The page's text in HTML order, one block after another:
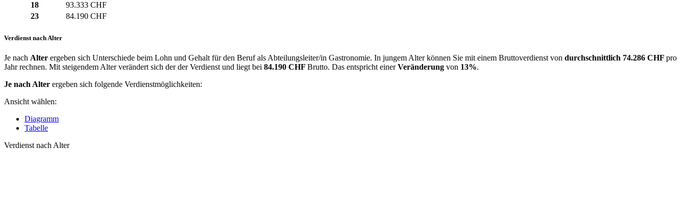
18
93.333 CHF
23
84.190 CHF
Verdienst nach Alter
Je nach Alter ergeben sich Unterschiede beim Lohn und Gehalt für den Beruf als Abteilungsleiter/in Gastronomie. In jungem Alter können Sie mit einem Bruttoverdienst von durchschnittlich 74.286 CHF pro
Jahr rechnen. Mit steigendem Alter verändert sich der der Verdienst und liegt bei 84.190 CHF Brutto. Das entspricht einerVeränderung von 13%.
Je nach Alter ergeben sich folgende Verdienstmöglichkeiten:
Ansicht wählen:
Diagramm
Tabelle
Verdienst nach Alter